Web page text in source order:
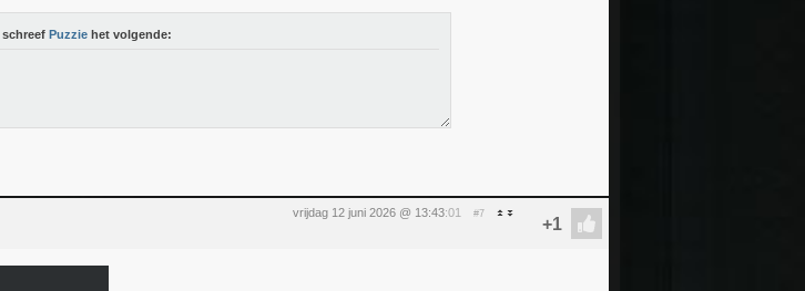
schreef Puzzie het volgende:
vrijdag 12 juni 2026 @ 13:43:01 #7